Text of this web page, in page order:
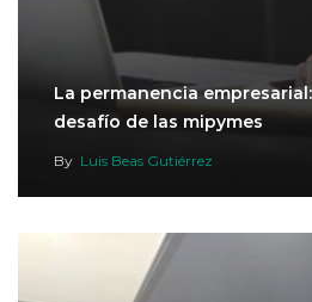
La permanencia
desafío de las mipymes
By Luis Beas Gutiérrez